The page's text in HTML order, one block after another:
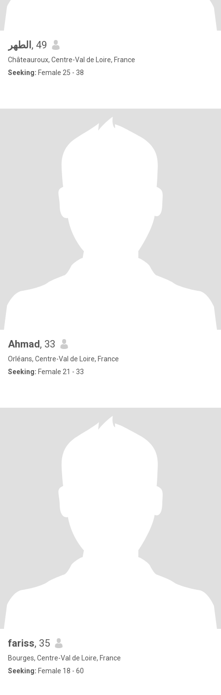
الطهر , 49
Châteauroux, Centre-Val de Loire, France
Seeking: Female 25 - 38
Ahmad, 33
Orléans, Centre-Val de Loire, France
Seeking: Female 21 - 33
fariss, 35
Bourges, Centre-Val de Loire, France
Seeking: Female 18 - 60